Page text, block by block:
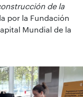
de la
por la Fundación
Mundial de la